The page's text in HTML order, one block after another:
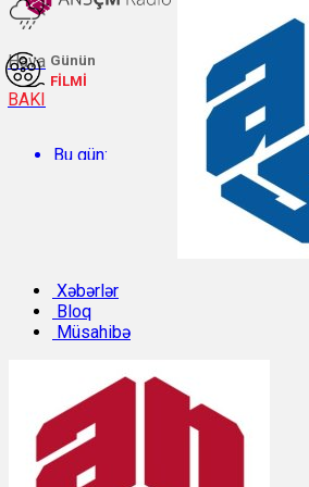
Hava
BAKI
Bu gün:
Temperatur: 27°C. Rütubət: 61%.
Sabah:
Günün
FİLMİ
Xəbərlər
Bloq
Müsahibə